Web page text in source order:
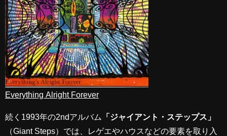
Everything Alright Forever
続く1993年の2ndアルバム
「ジャイアント・ステップス」
（Giant Steps）では、レゲエやハウスなどの要素を取り入